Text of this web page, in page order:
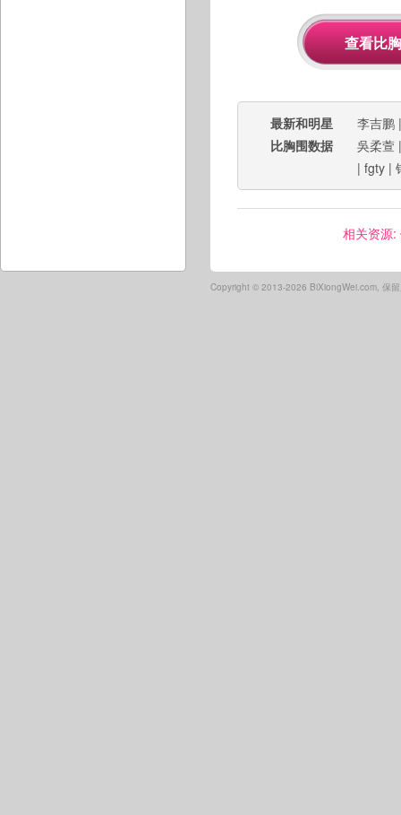
最新和明星
比胸围数据
李吉鹏
吳柔萱
| fgty |
相关资源:
Copyright © 2013-2026 BiXiongWei.com, 保